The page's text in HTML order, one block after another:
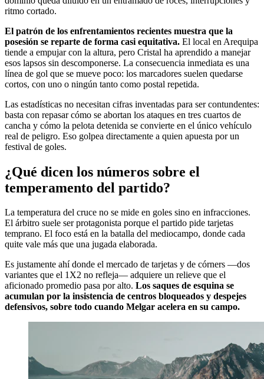
ritmo cortado.
El patrón de los enfrentamientos recientes muestra que la
posesión se reparte de forma casi equitativa. El local en Arequipa
tiende a empujar con la altura, pero Cristal ha aprendido a manejar
esos lapsos sin descomponerse. La consecuencia inmediata es una
línea de gol que se mueve poco: los marcadores suelen quedarse
cortos, con uno o ningún tanto como postal repetida.
Las estadísticas no necesitan cifras inventadas para ser contundentes:
basta con repasar cómo se abortan los ataques en tres cuartos de
cancha y cómo la pelota detenida se convierte en el único vehículo
real de peligro. Eso golpea directamente a quien apuesta por un
festival de goles.
¿Qué dicen los números sobre el
temperamento del partido?
La temperatura del cruce no se mide en goles sino en infracciones.
El árbitro suele ser protagonista porque el partido pide tarjetas
temprano. El foco está en la batalla del mediocampo, donde cada
quite vale más que una jugada elaborada.
Es justamente ahí donde el mercado de tarjetas y de córners —dos
variantes que el 1X2 no refleja— adquiere un relieve que el
aficionado promedio pasa por alto. Los saques de esquina se
acumulan por la insistencia de centros bloqueados y despejes
defensivos, sobre todo cuando Melgar acelera en su campo.